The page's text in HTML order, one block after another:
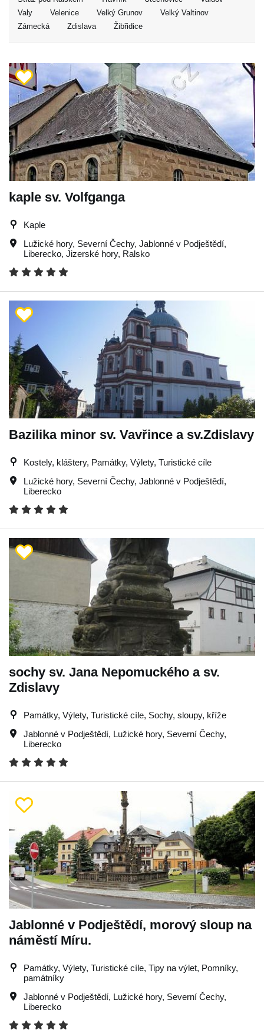
Valy
Velenice Velký Grunov
Velký Valtinov
Zámecká
Zdislava Žibřidice
kaple sv. Volfganga
Kaple
Lužické hory, Severní Čechy, Jablonné v Podještědí,
Liberecko, Jizerské hory, Ralsko
Bazilika minor sv. Vavřince a sv.Zdislavy
Kostely, kláštery, Památky, Výlety, Turistické cíle
Lužické hory, Severní Čechy, Jablonné v Podještědí,
Liberecko
sochy sv. Jana Nepomuckého a sv.
Zdislavy
Památky, Výlety, Turistické cíle, Sochy, sloupy, kříže
Jablonné v Podještědí, Lužické hory, Severní Čechy,
Liberecko
Jablonné v Podještědí, morový sloup na
náměstí Míru.
Památky, Výlety, Turistické cíle, Tipy na výlet, Pomníky,
památníky
Jablonné v Podještědí, Lužické hory, Severní Čechy,
Liberecko